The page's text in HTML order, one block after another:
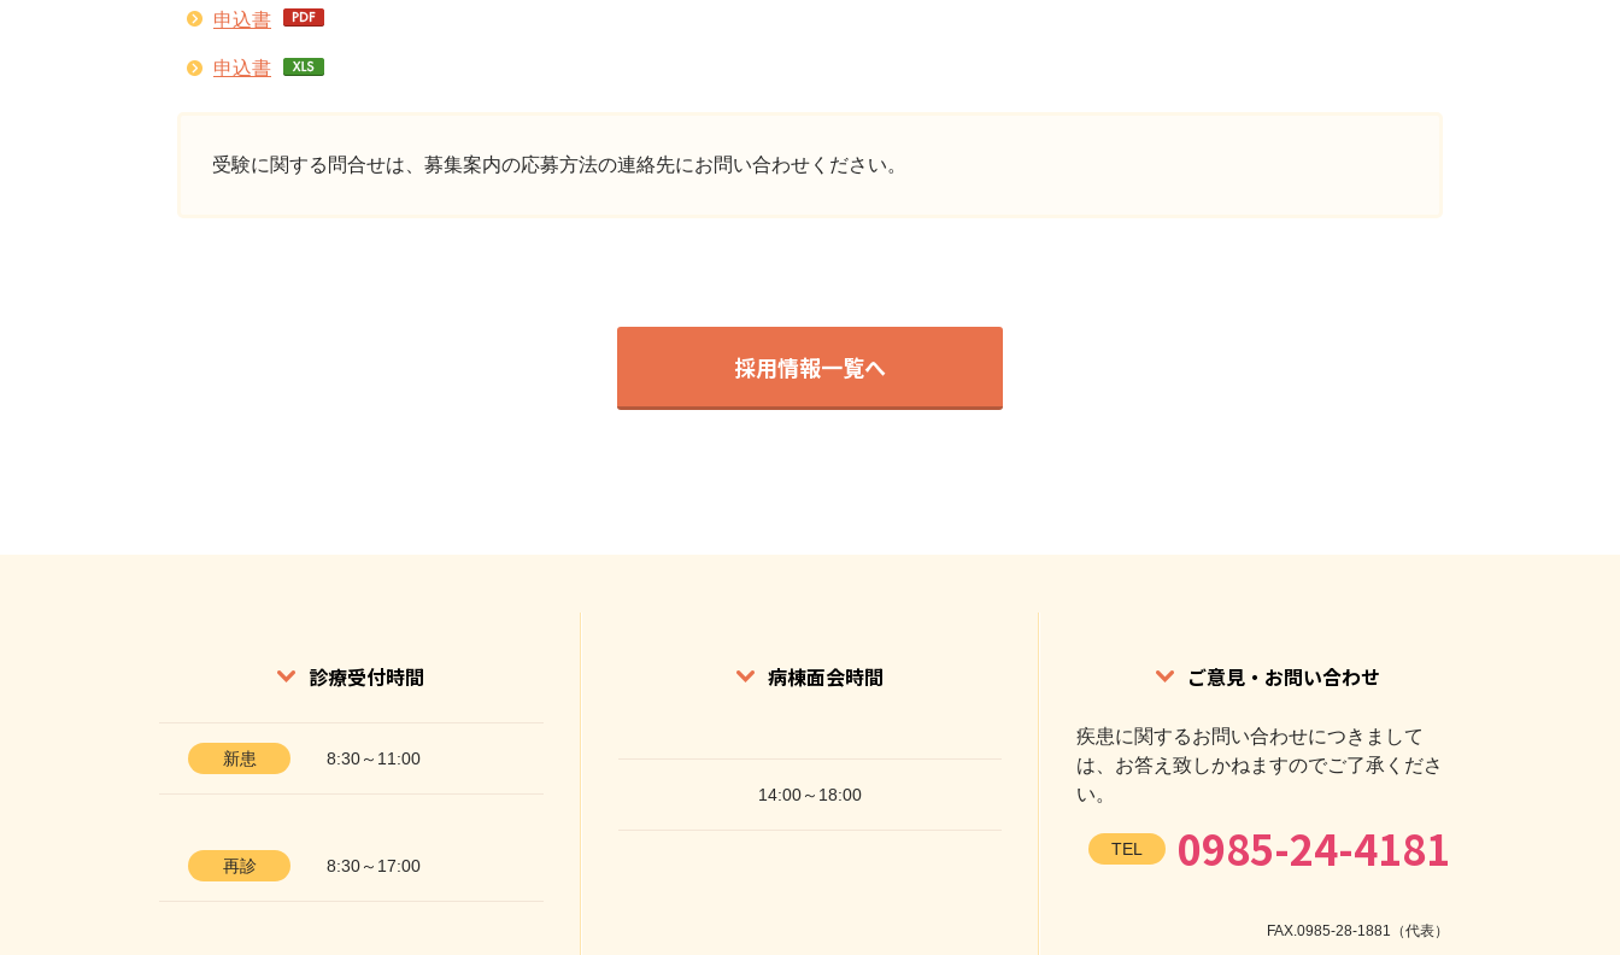
申込書
申込書
受験に関する問合せは、募集案内の応募方法の連絡先にお問い合わせください。
採用情報一覧へ
診療受付時間
新患 8:30～11:00
再診 8:30～17:00
病棟面会時間
14:00～18:00
ご意見・お問い合わせ
疾患に関するお問い合わせにつきまして
は、お答え致しかねますのでご了承くださ
い。
TEL 0985-24-4181
FAX.0985-28-1881（代表）